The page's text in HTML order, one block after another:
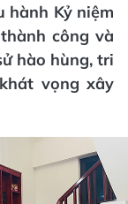
hành Kỷ niệm
công và
hào hùng, tri
vọng xây